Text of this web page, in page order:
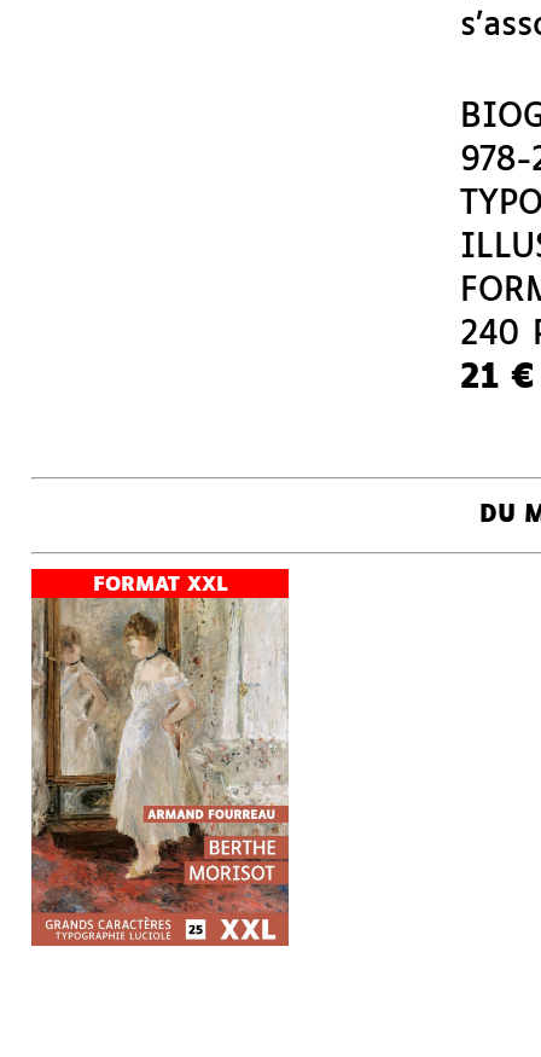
978-
240
21 €
DU
ARMAND
FOURREAU
BERTHE MORISOT